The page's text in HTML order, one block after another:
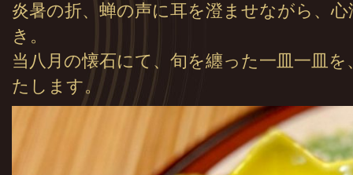
炎暑の折、蝉の声に耳を澄ませながら、
き。
当八月の懐石にて、旬を纏った一皿一皿
たします。